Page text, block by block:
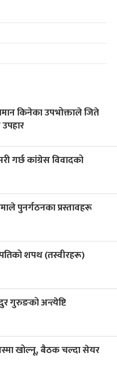
किनेका उपभोक्ताले जिते
गर्छ कांग्रेस विवादको
पुनर्गठनका प्रस्तावहरू
शपथ (तस्वीरहरू)
गुरुङको अन्त्येष्टि
खोल्नू, बैठक चल्दा सेयर